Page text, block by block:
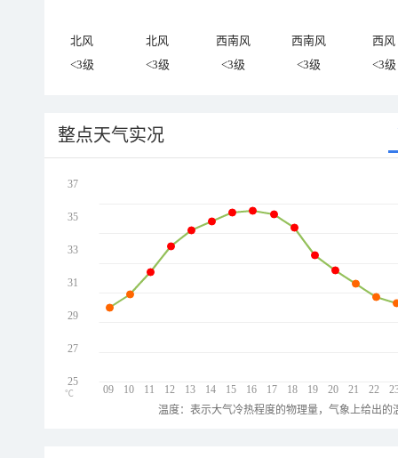
北风 北风 西南风 西南风
西风
<3级
<3级 <3级 <3级 <3级
整点天气实况
09 10 11 12 13 14 15 16 17 18 19 20 21 22
37
35
33
31
29
27
25
℃
温度：表示大气冷热程度的物理量，气象上给出